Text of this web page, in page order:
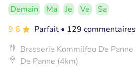
Demain Ma Je Ve
Sa
9.6
Parfait • 129 commentaires
Brasserie Kommilfoo De Panne
De Panne (4km)